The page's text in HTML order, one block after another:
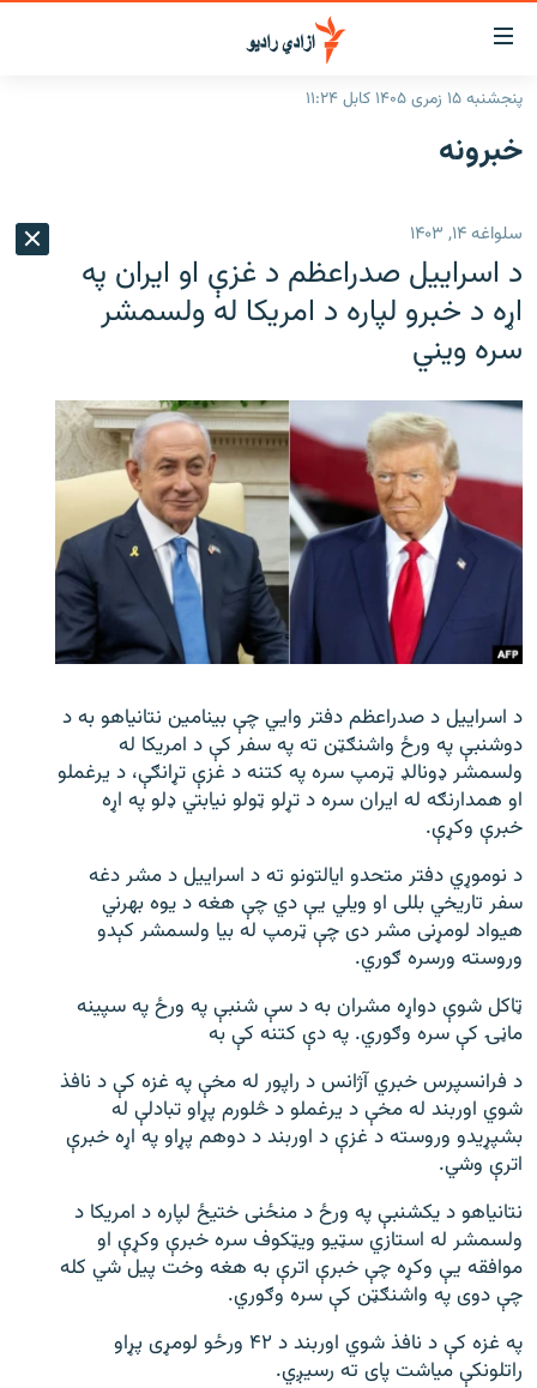
د
لاسرسۍ
وړ
لېنکونه
اصلي
ورتلل
اصلي
مېنو
ورتلل
لټون
مراجعه
راپورونه
سیمه
منځنی ختیځ
نړۍ
افغانستان
نړۍ
د خپرونو جدول
مرکې
اونیزې خپرونې
د کډوالۍ بحران
'کووېډ-۱۹'
اړیکه
دري پاڼه
Azadi English
راسره ملګري شئ
د ازادې اروپا/ ازادي راډيو ټولې پاڼې
پنجشنبه ۱۵ زمری ۱۴۰۵ کابل ۱۱:۲۴
خبرونه
سلواغه ۱۴, ۱۴۰۳
د اسراییل صدراعظم د غزې او ایران په
اړه د خبرو لپاره د امریکا له ولسمشر
سره ویني
د اسراییل د صدراعظم دفتر وایي چې بینامین نتانیاهو به د
دوشنبې په ورځ واشنګټن ته په سفر کې د امریکا له
ولسمشر ډونالډ ټرمپ سره په کتنه د غزې تړانګې، د یرغملو
او همدارنګه له ایران سره د تړلو ټولو نیابتي ډلو په اړه
خبرې وکړې.
د نوموړي دفتر متحدو ایالتونو ته د اسراییل د مشر دغه
سفر تاریخي بللی او ویلي یې دي چې هغه د یوه بهرني
هیواد لومړنی مشر دی چې ټرمپ له بیا ولسمشر کېدو
وروسته ورسره ګوري.
ټاکل شوې دواړه مشران به د سې شنبې په ورځ په سپینه
ماڼۍ کې سره وګوري. په دې کتنه کې به
د فرانسپرس خبري آژانس د راپور له مخې په غزه کې د نافذ
شوي اوربند له مخې د یرغملو د څلورم پړاو تبادلې له
بشپړیدو وروسته د غزې د اوربند د دوهم پړاو په اړه خبرې
اترې وشي.
نتانیاهو د یکشنبې په ورځ د منځنی ختیځ لپاره د امریکا د
ولسمشر له استازي سټیو ویټکوف سره خبرې وکړې او
موافقه یې وکړه چې خبرې اترې به هغه وخت پیل شي کله
چې دوی په واشنګټن کې سره وګوري.
په غزه کې د نافذ شوي اوربند د ۴۲ ورځو لومړی پړاو
راتلونکې میاشت پای ته رسیږي.